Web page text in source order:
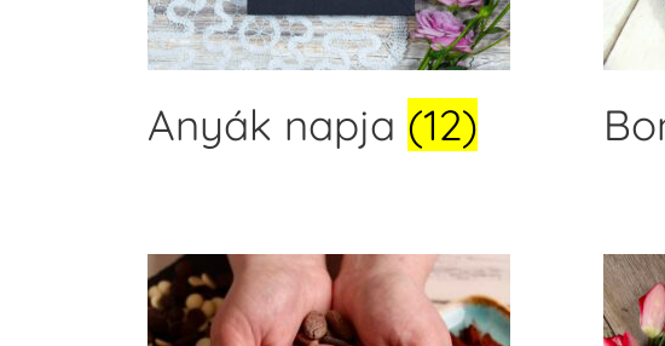
Anyák napja (12)